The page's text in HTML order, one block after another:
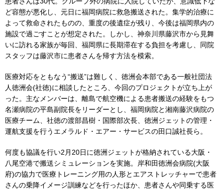
ど容態が悪化し、元日に福岡病院に救急搬送された。集学的治療に
よって救命されたものの、重度の後遺症が残り、今後は福岡県内の
施設で過ごすことが想定された。しかし、神奈川県藤沢市から見舞
いに訪れる家族が毎回、福岡県に長期滞在する負担を考慮し、同院
スタッフは藤沢市に患者さんを帰す方法を模索。
医療対応をともなう“搬送”は難しく、徳洲会本部である一般社団法
人徳洲会(社徳)に相談したところ、今回のプロジェクトが立ち上が
った。主なメンバーは、離島で航空機による患者搬送の経験をもつ
名瀬病院の平島副院長をリーダーとし、福岡病院と湘南藤沢病院の
医療チーム、社徳の渡部昌樹・国際部次長、徳洲ジェットの管理・
運航支援を行うエメラルド・エアー・サービスの田口誠社長ら。
何度も協議を行い2月20日に徳洲ジェットが格納されている大阪・
八尾空港で搬送シミュレーションを実施。岸和田徳洲会病院(大阪
府)の協力で医療トレーニング用の人形とエアストレッチャーで患者
さんの乗降イメージ訓練などを行ったほか、患者さんや同乗する医